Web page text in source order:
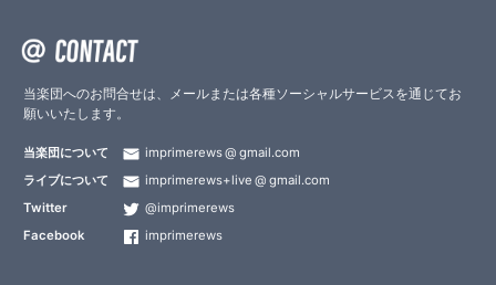
当楽団へのお問合せは、メールまたは各種ソーシャルサービスを通じてお
願いいたします。
当楽団について imprimerews
gmail.com
ライブについて
imprimerews+live
gmail.com
Twitter
@imprimerews
Facebook
imprimerews